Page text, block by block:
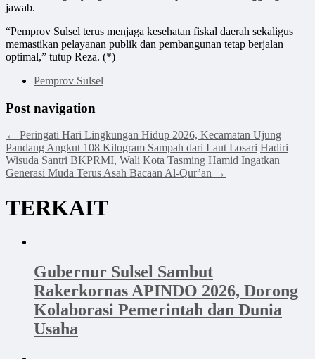
jawab.
“Pemprov Sulsel terus menjaga kesehatan fiskal daerah sekaligus
memastikan pelayanan publik dan pembangunan tetap berjalan
optimal,” tutup Reza. (*)
Pemprov Sulsel
Post navigation
← Peringati Hari Lingkungan Hidup 2026, Kecamatan Ujung
Pandang Angkut 108 Kilogram Sampah dari Laut Losari Hadiri
Wisuda Santri BKPRMI, Wali Kota Tasming Hamid Ingatkan
Generasi Muda Terus Asah Bacaan Al-Qur’an →
TERKAIT
Gubernur Sulsel Sambut
Rakerkornas APINDO 2026, Dorong
Kolaborasi Pemerintah dan Dunia
Usaha